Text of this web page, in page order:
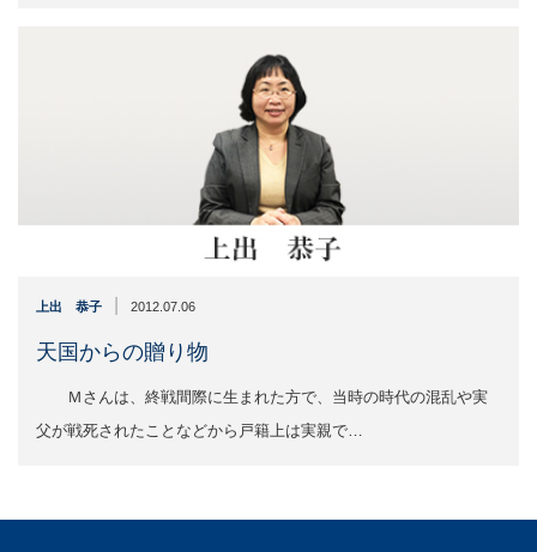
上出 恭子 2012.07.06
天国からの贈り物
Ｍさんは、終戦間際に生まれた方で、当時の時代の混乱や実
父が戦死されたことなどから戸籍上は実親で…